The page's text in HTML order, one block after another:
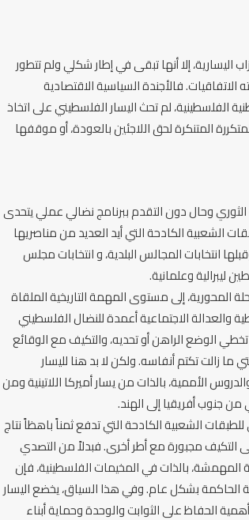
إلا أنها تبقى في إطار شكلي ولم تتطور
فالأجندة السياسية الاقتصادية
الفلسطينية، لم تحث اليسار الفلسطيني على اتخاذ
المتنكرة لحق اللاجئين بالعودة، أو موقفها
وحال دون التقدم ببرنامج نضالي عملي يتحدى
الشعبية الكادحة التي أيد العديد من مناصريها
اليمينية الدينية كما أظهرت نتائج انتخابات 2006، وقبلها انتخابات المجالس البلدية، و انتخابات مجلس
المحورية، إلى مستوى المهمة التاريخية الملقاة
والعدالة الاجتماعية أعمدة للنضال الفلسطيني
الوضع الراهن أو تحديه، والتكيف مع الوقائع
ما زالت تكتم أنفاسه. ولكن لا بد هنا لليسار
الأممية، بالذات من يسار أميركا اللاتينية ومن
من جنوب أفريقيا إلى الهند.
الشعبية الكادحة التي تدفع ثمناً باهظاً نتاج
التكيف مجبورة مع أطر أخرى. فبدلاً من التصدي
المهمشة، بالذات في المخيمات الفلسطينية، فإن
الحاكمة بشكل عام. وفي هذا السياق، يخضع اليسار
الحفاظ على الثوابت والوحدة وحماية أبناء